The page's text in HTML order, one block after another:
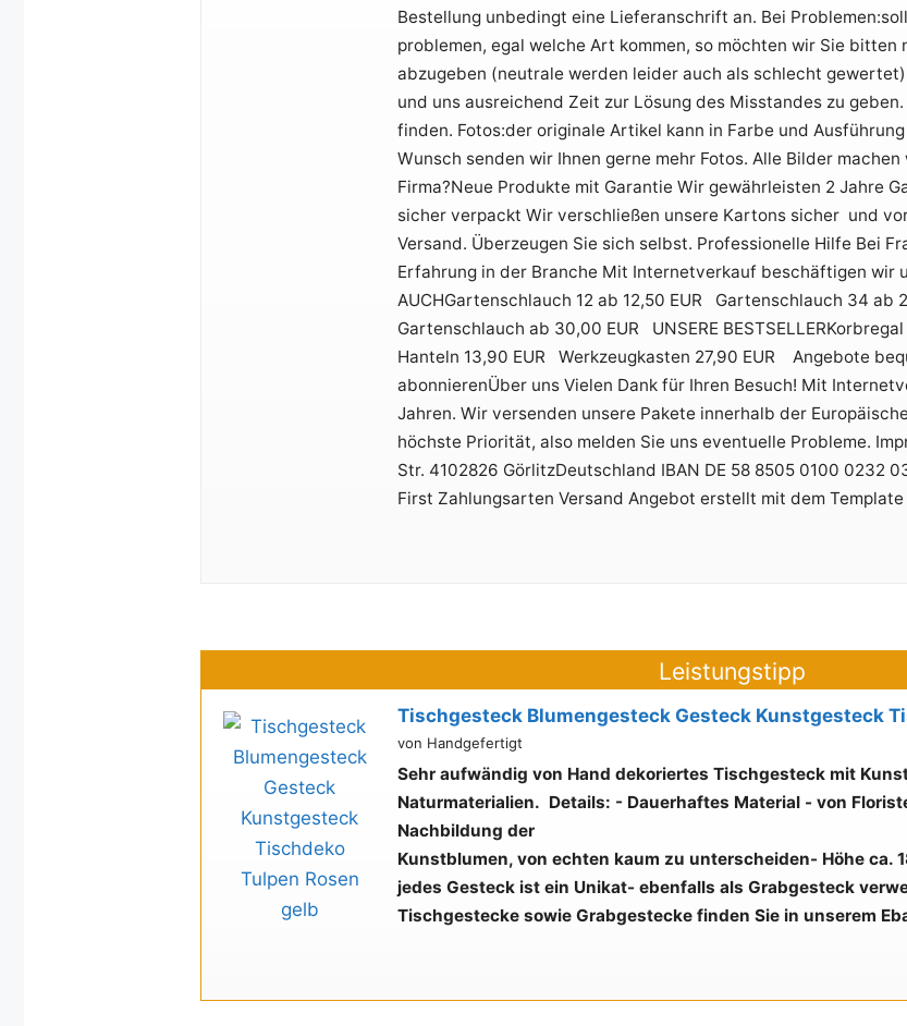
Bestellung unbedingt eine Lieferanschrift an. Bei
problemen, egal welche Art kommen, so möchten wir Sie
abzugeben (neutrale werden leider auch als schlecht
und uns ausreichend Zeit zur Lösung des Misstandes zu
finden. Fotos:der originale Artikel kann in Farbe und
Wunsch senden wir Ihnen gerne mehr Fotos. Alle Bilder
Firma?Neue Produkte mit Garantie Wir gewährleisten 2 Jahre
sicher verpackt Wir verschließen unsere Kartons sicher und
Versand. Überzeugen Sie sich selbst. Professionelle Hilfe Bei
Erfahrung in der Branche Mit Internetverkauf beschäftigen wir
AUCHGartenschlauch 12 ab 12,50 EUR Gartenschlauch 34 ab
Gartenschlauch ab 30,00 EUR UNSERE
Hanteln 13,90 EUR Werkzeugkasten 27,90 EUR Angebote
abonnierenÜber uns Vielen Dank für Ihren Besuch! Mit
Jahren. Wir versenden unsere Pakete innerhalb der
höchste Priorität, also melden Sie uns eventuelle Probleme.
Str. 4102826 GörlitzDeutschland IBAN DE 58 8505 0100 0232
First Zahlungsarten Versand Angebot erstellt mit dem
Leistungstipp
Tischgesteck Blumengesteck Gesteck Kunstgesteck
von Handgefertigt
Sehr aufwändig von Hand dekoriertes Tischgesteck mit
Naturmaterialien. Details: - Dauerhaftes Material - von
Nachbildung der
Kunstblumen, von echten kaum zu unterscheiden- Höhe ca.
jedes Gesteck ist ein Unikat- ebenfalls als Grabgesteck
Tischgestecke sowie Grabgestecke finden Sie in unserem